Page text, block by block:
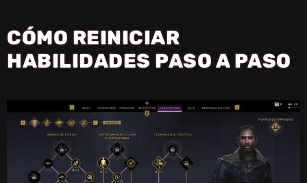
D
O
CÓMO REINICIAR
HABILIDADES PASO A PASO